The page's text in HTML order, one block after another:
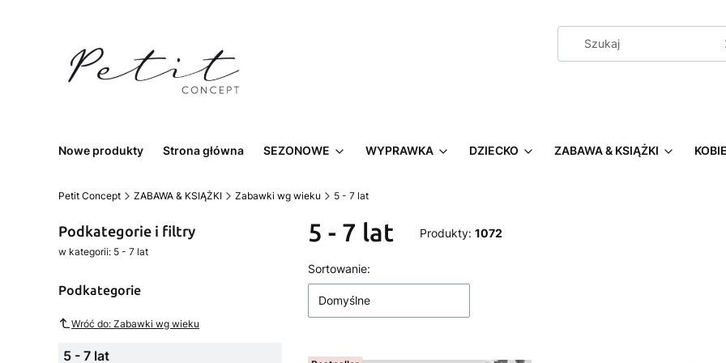
Nowe produkty Strona główna SEZONOWE WYPRAWKA DZIECKO ZABAWA & KSIĄŻKI
Petit Concept ZABAWA & KSIĄŻKI Zabawki wg wieku 5 - 7 lat
Podkategorie i filtry
w kategorii: 5 - 7 lat
Podkategorie
Wróć do: Zabawki wg wieku
5 - 7 lat
5 - 7 lat Produkty: 1072
Lista produktów
Sortowanie:
Domyślne